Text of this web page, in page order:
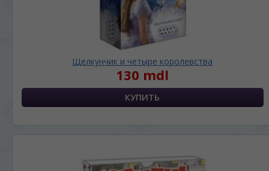
Щелкунчик и четыре королевства
130 mdl